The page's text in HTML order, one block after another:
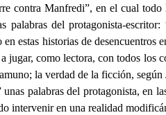
contra Manfredi”, en el cual
del protagonista-
estas historias de
jugar, como lectora, con todos los
la verdad de la ficción, según
palabras del protagonista, en
intervenir en una realidad